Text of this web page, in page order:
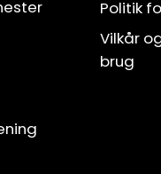
Politik
Vilkår
brug